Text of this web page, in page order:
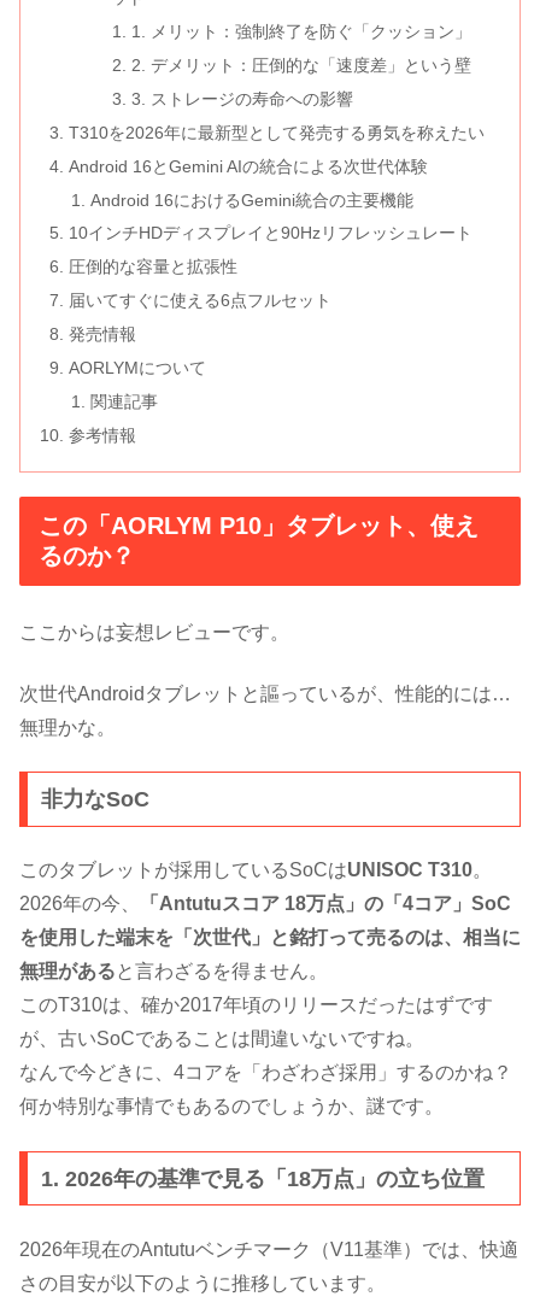
1. メリット：強制終了を防ぐ「クッション」
2. デメリット：圧倒的な「速度差」という壁
3. ストレージの寿命への影響
T310を2026年に最新型として発売する勇気を称えたい
Android 16とGemini AIの統合による次世代体験
Android 16におけるGemini統合の主要機能
10インチHDディスプレイと90Hzリフレッシュレート
圧倒的な容量と拡張性
届いてすぐに使える6点フルセット
発売情報
AORLYMについて
関連記事
参考情報
この「AORLYM P10」タブレット、使え
るのか？
ここからは妄想レビューです。
次世代Androidタブレットと謳っているが、性能的には…
無理かな。
非力なSoC
このタブレットが採用しているSoCはUNISOC T310。
2026年の今、
「Antutuスコア 18万点」の「4コア」SoC
を使用した端末を「次世代」と銘打って売るのは、相当に
無理がある と言わざるを得ません。
このT310は、確か2017年頃のリリースだったはずです
が、古いSoCであることは間違いないですね。
なんで今どきに、4コアを「わざわざ採用」するのかね？
何か特別な事情でもあるのでしょうか、謎です。
1. 2026年の基準で見る「18万点」の立ち位置
2026年現在のAntutuベンチマーク（V11基準）では、快適
さの目安が以下のように推移しています。